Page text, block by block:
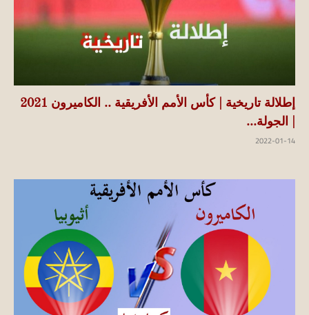
إطلالة تاريخية | كأس الأمم الأفريقية .. الكاميرون 2021
| الجولة...
2022-01-14